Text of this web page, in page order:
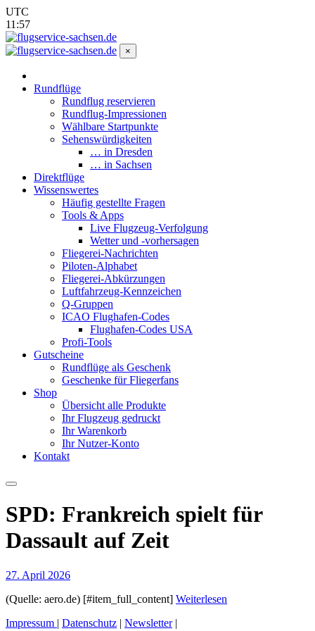
UTC
11:57
×
Rundflüge
Rundflug reservieren
Rundflug-Impressionen
Wählbare Startpunkte
Sehenswürdigkeiten
… in Dresden
… in Sachsen
Direktflüge
Wissenswertes
Häufig gestellte Fragen
Tools & Apps
Live Flugzeug-Verfolgung
Wetter und -vorhersagen
Fliegerei-Nachrichten
Piloten-Alphabet
Fliegerei-Abkürzungen
Luftfahrzeug-Kennzeichen
Q-Gruppen
ICAO Flughafen-Codes
Flughafen-Codes USA
Profi-Tools
Gutscheine
Rundflüge als Geschenk
Geschenke für Fliegerfans
Shop
Übersicht alle Produkte
Ihr Flugzeug gedruckt
Ihr Warenkorb
Ihr Nutzer-Konto
Kontakt
SPD: Frankreich spielt für
Dassault auf Zeit
27. April 2026
(Quelle: aero.de) [#item_full_content] Weiterlesen
Impressum | Datenschutz | Newsletter|